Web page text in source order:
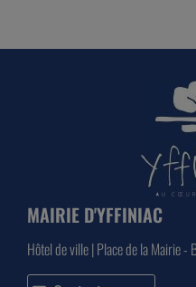
MAIRIE D'YFFINIAC
Hôtel de ville | Place de la Mairie